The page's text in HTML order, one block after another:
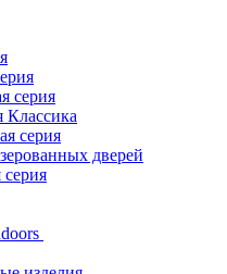
серия
Классика
серия
дверей
серия